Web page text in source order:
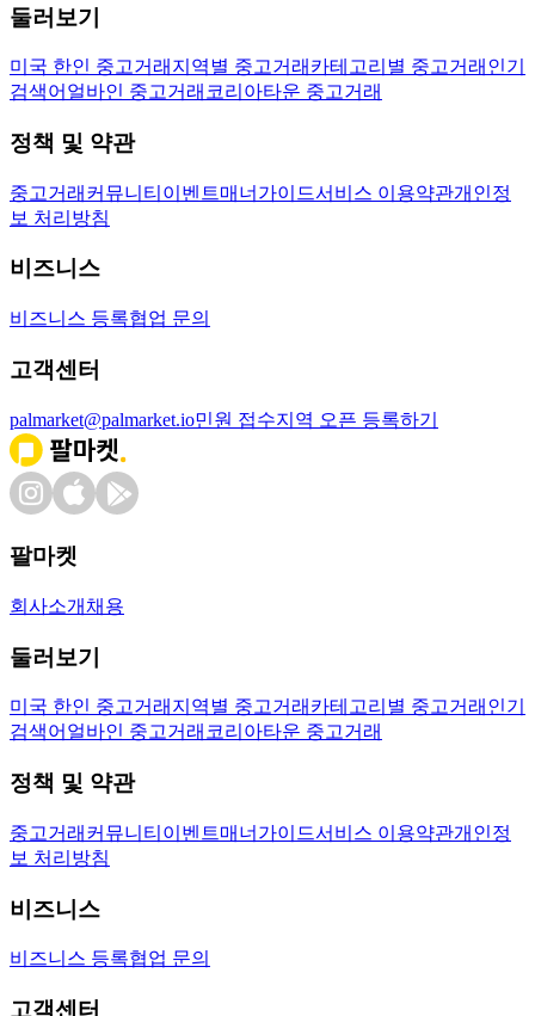
둘러보기
미국 한인 중고거래 지역별 중고거래 카테고리별 중고거래 인기
검색어 얼바인 중고거래 코리아타운 중고거래
정책 및 약관
중고거래 커뮤니티 이벤트매너가이드서비스 이용약관개인정
보 처리방침
비즈니스
비즈니스 등록협업 문의
고객센터
palmarket@palmarket.io민원 접수지역 오픈 등록하기
팔마켓
회사소개 채용
둘러보기
미국 한인 중고거래 지역별 중고거래 카테고리별 중고거래 인기
검색어 얼바인 중고거래 코리아타운 중고거래
정책 및 약관
중고거래 커뮤니티 이벤트매너가이드서비스 이용약관개인정
보 처리방침
비즈니스
비즈니스 등록협업 문의
고객센터